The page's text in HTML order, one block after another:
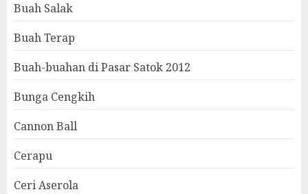
Buah Salak
Buah Terap
Buah-buahan di Pasar Satok 2012
Bunga Cengkih
Cannon Ball
Cerapu
Ceri Aserola